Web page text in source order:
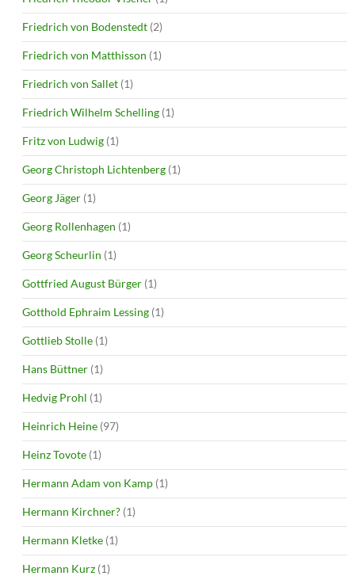
Friedrich von Bodenstedt (2)
Friedrich von Matthisson (1)
Friedrich von Sallet (1)
Friedrich Wilhelm Schelling (1)
Fritz von Ludwig (1)
Georg Christoph Lichtenberg (1)
Georg Jäger (1)
Georg Rollenhagen (1)
Georg Scheurlin (1)
Gottfried August Bürger (1)
Gotthold Ephraim Lessing (1)
Gottlieb Stolle (1)
Hans Büttner (1)
Hedvig Prohl (1)
Heinrich Heine (97)
Heinz Tovote (1)
Hermann Adam von Kamp (1)
Hermann Kirchner? (1)
Hermann Kletke (1)
Hermann Kurz (1)